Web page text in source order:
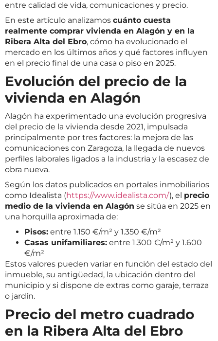
entre calidad de vida, comunicaciones y precio.
En este artículo analizamos cuánto cuesta
realmente comprar vivienda en Alagón y en la
Ribera Alta del Ebro, cómo ha evolucionado el
mercado en los últimos años y qué factores influyen
en el precio final de una casa o piso en 2025.
Evolución del precio de la
vivienda en Alagón
Alagón ha experimentado una evolución progresiva
del precio de la vivienda desde 2021, impulsada
principalmente por tres factores: la mejora de las
comunicaciones con Zaragoza, la llegada de nuevos
perfiles laborales ligados a la industria y la escasez de
obra nueva.
Según los datos publicados en portales inmobiliarios
como Idealista (https://www.idealista.com/), el precio
medio de la vivienda en Alagón se sitúa en 2025 en
una horquilla aproximada de:
Pisos: entre 1.150 €/m² y 1.350 €/m²
Casas unifamiliares: entre 1.300 €/m² y 1.600
€/m²
Estos valores pueden variar en función del estado del
inmueble, su antigüedad, la ubicación dentro del
municipio y si dispone de extras como garaje, terraza
o jardín.
Precio del metro cuadrado
en la Ribera Alta del Ebro